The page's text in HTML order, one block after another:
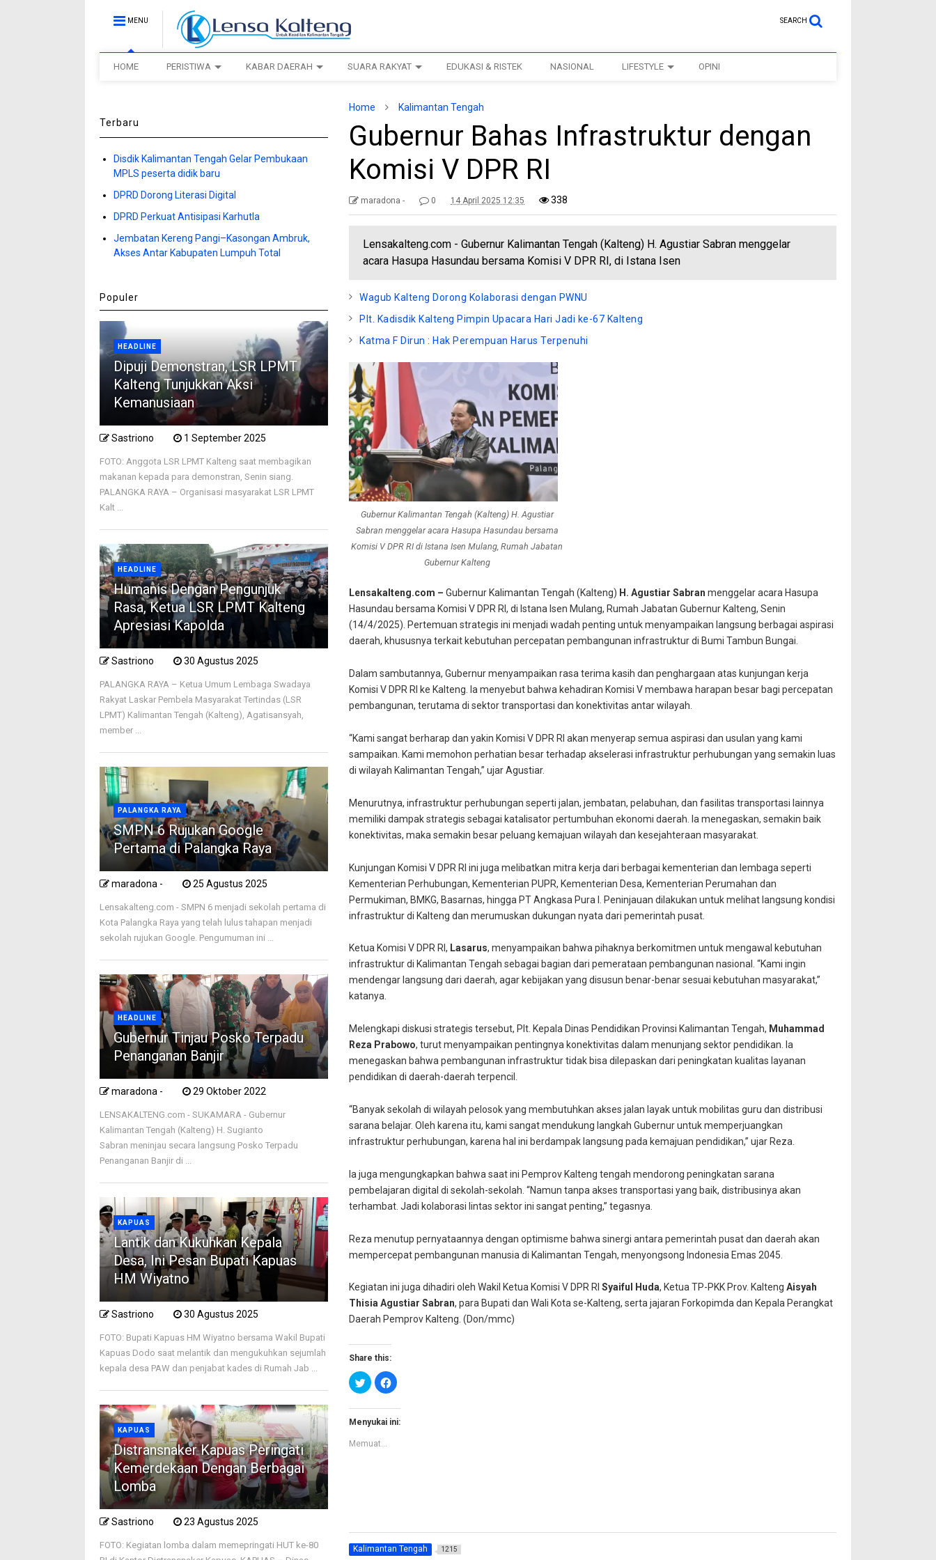
MENU SEARCH
HOME PERISTIWA KABAR DAERAH SUARA RAKYAT EDUKASI & RISTEK NASIONAL LIFESTYLE OPINI
Home Kalimantan Tengah
Gubernur Bahas Infrastruktur dengan
Komisi V DPR RI
maradona - 0 14 April 2025 12:35 338
Lensakalteng.com - Gubernur Kalimantan Tengah (Kalteng) H. Agustiar Sabran menggelar
acara Hasupa Hasundau bersama Komisi V DPR RI, di Istana Isen
Wagub Kalteng Dorong Kolaborasi dengan PWNU
Plt. Kadisdik Kalteng Pimpin Upacara Hari Jadi ke-67 Kalteng
Katma F Dirun : Hak Perempuan Harus Terpenuhi
Gubernur Kalimantan Tengah (Kalteng) H. Agustiar
Sabran menggelar acara Hasupa Hasundau bersama
Komisi V DPR RI di Istana Isen Mulang, Rumah Jabatan
Gubernur Kalteng
Lensakalteng.com – Gubernur Kalimantan Tengah (Kalteng) H. Agustiar Sabran menggelar acara Hasupa
Hasundau bersama Komisi V DPR RI, di Istana Isen Mulang, Rumah Jabatan Gubernur Kalteng, Senin
(14/4/2025). Pertemuan strategis ini menjadi wadah penting untuk menyampaikan langsung berbagai aspirasi
daerah, khususnya terkait kebutuhan percepatan pembangunan infrastruktur di Bumi Tambun Bungai.
Dalam sambutannya, Gubernur menyampaikan rasa terima kasih dan penghargaan atas kunjungan kerja
Komisi V DPR RI ke Kalteng. Ia menyebut bahwa kehadiran Komisi V membawa harapan besar bagi percepatan
pembangunan, terutama di sektor transportasi dan konektivitas antar wilayah.
“Kami sangat berharap dan yakin Komisi V DPR RI akan menyerap semua aspirasi dan usulan yang kami
sampaikan. Kami memohon perhatian besar terhadap akselerasi infrastruktur perhubungan yang semakin luas
di wilayah Kalimantan Tengah,” ujar Agustiar.
Menurutnya, infrastruktur perhubungan seperti jalan, jembatan, pelabuhan, dan fasilitas transportasi lainnya
memiliki dampak strategis sebagai katalisator pertumbuhan ekonomi daerah. Ia menegaskan, semakin baik
konektivitas, maka semakin besar peluang kemajuan wilayah dan kesejahteraan masyarakat.
Kunjungan Komisi V DPR RI ini juga melibatkan mitra kerja dari berbagai kementerian dan lembaga seperti
Kementerian Perhubungan, Kementerian PUPR, Kementerian Desa, Kementerian Perumahan dan
Permukiman, BMKG, Basarnas, hingga PT Angkasa Pura I. Peninjauan dilakukan untuk melihat langsung kondisi
infrastruktur di Kalteng dan merumuskan dukungan nyata dari pemerintah pusat.
Ketua Komisi V DPR RI, Lasarus, menyampaikan bahwa pihaknya berkomitmen untuk mengawal kebutuhan
infrastruktur di Kalimantan Tengah sebagai bagian dari pemerataan pembangunan nasional. “Kami ingin
mendengar langsung dari daerah, agar kebijakan yang disusun benar-benar sesuai kebutuhan masyarakat,”
katanya.
Melengkapi diskusi strategis tersebut, Plt. Kepala Dinas Pendidikan Provinsi Kalimantan Tengah, Muhammad
Reza Prabowo, turut menyampaikan pentingnya konektivitas dalam menunjang sektor pendidikan. Ia
menegaskan bahwa pembangunan infrastruktur tidak bisa dilepaskan dari peningkatan kualitas layanan
pendidikan di daerah-daerah terpencil.
“Banyak sekolah di wilayah pelosok yang membutuhkan akses jalan layak untuk mobilitas guru dan distribusi
sarana belajar. Oleh karena itu, kami sangat mendukung langkah Gubernur untuk memperjuangkan
infrastruktur perhubungan, karena hal ini berdampak langsung pada kemajuan pendidikan,” ujar Reza.
Ia juga mengungkapkan bahwa saat ini Pemprov Kalteng tengah mendorong peningkatan sarana
pembelajaran digital di sekolah-sekolah. “Namun tanpa akses transportasi yang baik, distribusinya akan
terhambat. Jadi kolaborasi lintas sektor ini sangat penting,” tegasnya.
Reza menutup pernyataannya dengan optimisme bahwa sinergi antara pemerintah pusat dan daerah akan
mempercepat pembangunan manusia di Kalimantan Tengah, menyongsong Indonesia Emas 2045.
Kegiatan ini juga dihadiri oleh Wakil Ketua Komisi V DPR RISyaiful Huda, Ketua TP-PKK Prov. KaltengAisyah
Thisia Agustiar Sabran, para Bupati dan Wali Kota se-Kalteng, serta jajaran Forkopimda dan Kepala Perangkat
Daerah Pemprov Kalteng. (Don/mmc)
Share this:
K
l
n
t
k
d
T
w
K
l
n
n
i
F
Menyukai ini:
Memuat...
Kalimantan Tengah 1215
Terbaru
Disdik Kalimantan Tengah Gelar Pembukaan
MPLS peserta didik baru
DPRD Dorong Literasi Digital
DPRD Perkuat Antisipasi Karhutla
Jembatan Kereng Pangi–Kasongan Ambruk,
Akses Antar Kabupaten Lumpuh Total
Populer
HEADLINE
Dipuji Demonstran, LSR LPMT
Kalteng Tunjukkan Aksi
Kemanusiaan
Sastriono 1 September 2025
FOTO: Anggota LSR LPMT Kalteng saat membagikan
makanan kepada para demonstran, Senin siang.
PALANGKA RAYA – Organisasi masyarakat LSR LPMT
Kalt ...
HEADLINE
Humanis Dengan Pengunjuk
Rasa, Ketua LSR LPMT Kalteng
Apresiasi Kapolda
Sastriono 30 Agustus 2025
PALANGKA RAYA – Ketua Umum Lembaga Swadaya
Rakyat Laskar Pembela Masyarakat Tertindas (LSR
LPMT) Kalimantan Tengah (Kalteng), Agatisansyah,
member ...
PALANGKA RAYA
SMPN 6 Rujukan Google
Pertama di Palangka Raya
maradona - 25 Agustus 2025
Lensakalteng.com - SMPN 6 menjadi sekolah pertama di
Kota Palangka Raya yang telah lulus tahapan menjadi
sekolah rujukan Google. Pengumuman ini ...
HEADLINE
Gubernur Tinjau Posko Terpadu
Penanganan Banjir
maradona - 29 Oktober 2022
LENSAKALTENG.com - SUKAMARA - Gubernur
Kalimantan Tengah (Kalteng) H. Sugianto
Sabran meninjau secara langsung Posko Terpadu
Penanganan Banjir di ...
KAPUAS
Lantik dan Kukuhkan Kepala
Desa, Ini Pesan Bupati Kapuas
HM Wiyatno
Sastriono 30 Agustus 2025
FOTO: Bupati Kapuas HM Wiyatno bersama Wakil Bupati
Kapuas Dodo saat melantik dan mengukuhkan sejumlah
kepala desa PAW dan penjabat kades di Rumah Jab ...
KAPUAS
Distransnaker Kapuas Peringati
Kemerdekaan Dengan Berbagai
Lomba
Sastriono 23 Agustus 2025
FOTO: Kegiatan lomba dalam memepringati HUT ke-80